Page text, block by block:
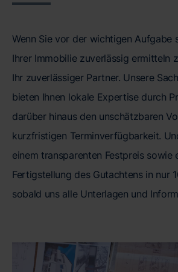
Wenn Sie vor der wichtigen Aufgabe
Ihrer Immobilie zuverlässig ermitteln
Ihr zuverlässiger Partner. Unsere
bieten Ihnen lokale Expertise durch
darüber hinaus den unschätzbaren
kurzfristigen Terminverfügbarkeit.
einem transparenten Festpreis sowie
Fertigstellung des Gutachtens in nur
sobald uns alle Unterlagen und